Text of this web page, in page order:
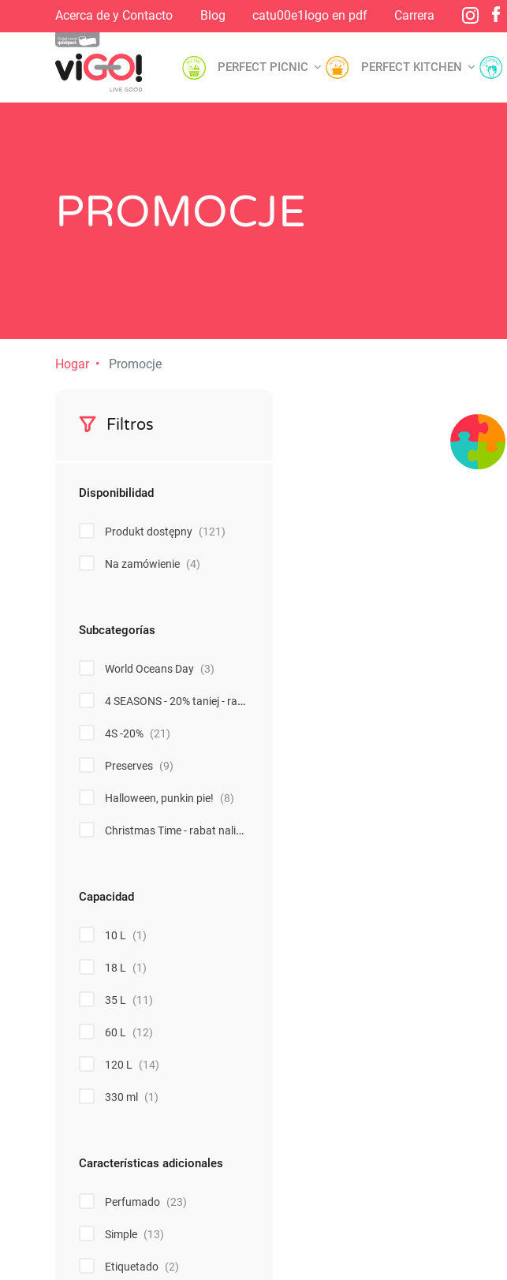
Acerca de y Contacto Blog catu00e1logo en pdf Carrera
PERFECT PICNIC PERFECT KITCHEN
PROMOCJE
Hogar Promocje
Filtros
Disponibilidad
Produkt dostępny (121)
Na zamówienie (4)
Subcategorías
World Oceans Day (3)
4 SEASONS - 20% taniej - rabat naliczy się w koszyku
4S -20% (21)
Preserves (9)
Halloween, punkin pie! (8)
Christmas Time - rabat naliczy się automatycznie w koszyku. Obowiązuje tylko na produkty z oznaczeniem Christmas Time
Capacidad
10 L (1)
18 L (1)
35 L (11)
60 L (12)
120 L (14)
330 ml (1)
Características adicionales
Perfumado (23)
Simple (13)
Etiquetado (2)